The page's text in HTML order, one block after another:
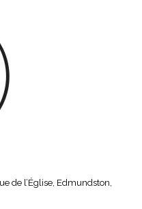
de l’Église, Edmundston,